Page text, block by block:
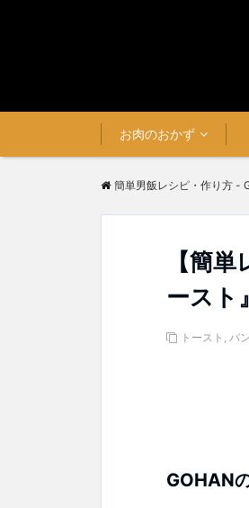
お肉のおかず
簡単男飯レシピ・作り方 -
【簡
ースト
トースト , パン
GOHAN